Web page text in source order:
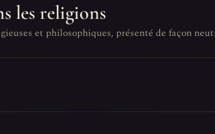
les religions
et philosophiques, présenté de façon